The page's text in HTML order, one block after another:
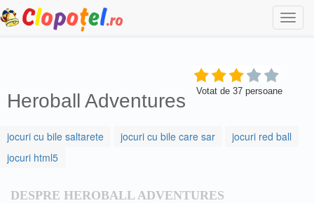
Heroball Adventures Votat de 37 persoane
jocuri cu bile saltarete jocuri cu bile care sar
jocuri red ball
jocuri html5
DESPRE HEROBALL ADVENTURES